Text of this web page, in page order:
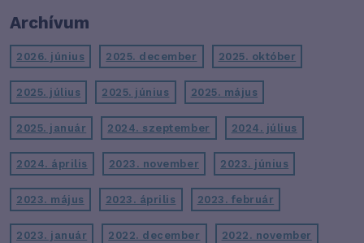
Archívum
2026. június 2025. december 2025. október
2025. július 2025. június 2025. május
2025. január 2024. szeptember 2024. július
2024. április 2023. november 2023. június
2023. május 2023. április 2023. február
2023. január 2022. december 2022. november